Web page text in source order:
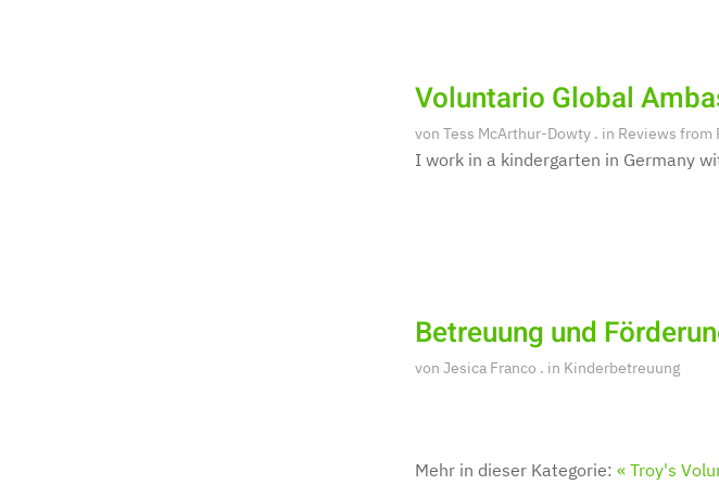
Voluntario Global
von Tess McArthur-Dowty . in Reviews from
I work in a kindergarten in Germany
Betreuung und
von Jesica Franco . in Kinderbetreuung
Mehr in dieser Kategorie: « Troy's